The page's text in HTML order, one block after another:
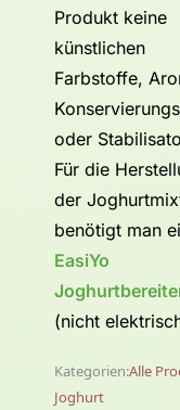
Produkt keine
künstlichen
Farbstoffe,
oder
Für die
der
benötigt man
EasiYo
(nicht
Kategorien:Alle
Joghurt